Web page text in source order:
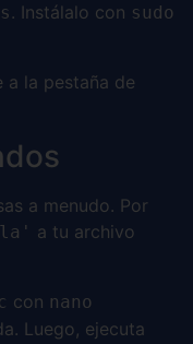
. Instálalo con sudo
a la pestaña de
a menudo. Por
a tu archivo
con nano
Luego, ejecuta